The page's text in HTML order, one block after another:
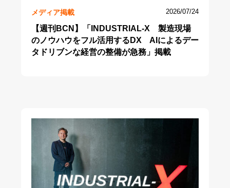
メディア掲載 2026/07/24
【週刊BCN】「INDUSTRIAL-X 製造現場
のノウハウをフル活用するDX AIによるデー
タドリブンな経営の整備が急務」掲載